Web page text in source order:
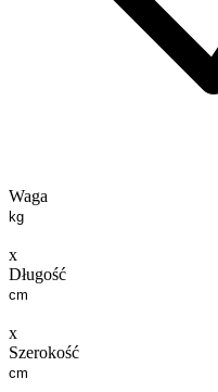
Waga
x
Długość
x
Szerokość